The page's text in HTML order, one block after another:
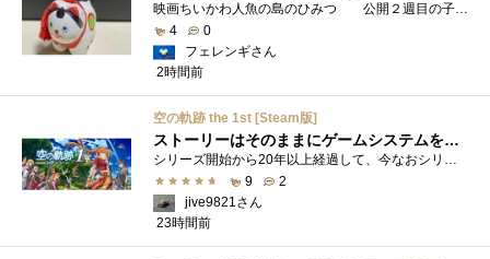
映画ちいかわ人魚の島のひみつ 公開２週目の子どもさんの来場が制限されているレイトショーでも満席でしたし新たにボンドロシールの来場�...
4
0
フェレンギさん
2時間前
空の軌跡 the 1st [Steam版]
ストーリーはそのままにゲームシステムを現代化
シリーズ開始から20年以上経過して、今なおシリーズの完結が見えてこない日本ファルコムのストーリーRPG、「英雄伝説軌跡シリーズ」。シリーズ...
9
2
jive9821さん
23時間前